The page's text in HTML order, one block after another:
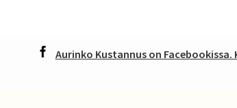
Aurinko Kustannus on Facebookissa.